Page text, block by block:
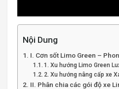
Nội Dung
I. Cơn sốt Limo Green –
1. Xu hướng Limo Green
2. Xu hướng nâng cấp xe
II. Phân chia các gói độ xe